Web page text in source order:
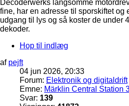
Decoderwerks langsomme
fine, har en adresse til sporskiftet og
udgang til lys og så koster de under
dekoder.
Hop til indlæg
af pejft
04 jun 2026, 20:33
Forum: Elektronik og digitaldrift
Emne: Märklin Central Station
Svar: 139